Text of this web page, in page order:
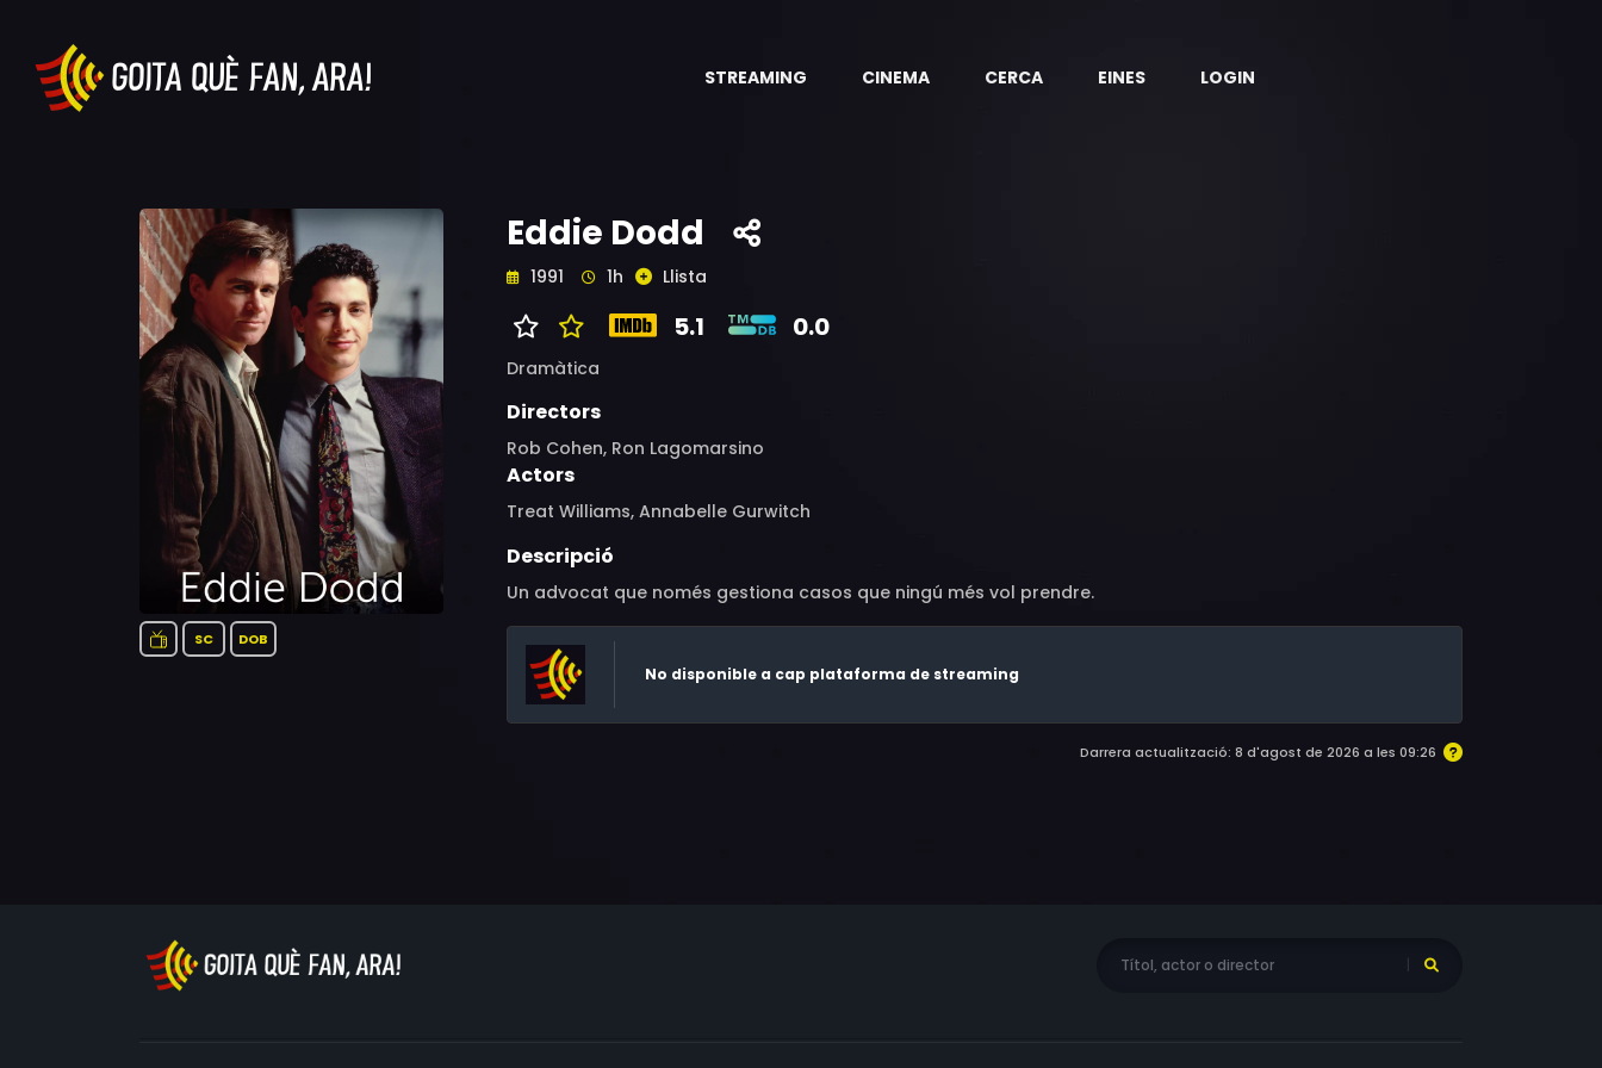
STREAMING CINEMA CERCA EINES LOGIN
SC DOB
Eddie Dodd
1991 1h Llista
5.1 0.0
Dramàtica
Directors
Rob Cohen, Ron Lagomarsino
Actors
Treat Williams, Annabelle Gurwitch
Descripció
Un advocat que només gestiona casos que ningú més vol prendre.
No disponible a cap plataforma de streaming
Darrera actualització: 8 d'agost de 2026 a les 09:26